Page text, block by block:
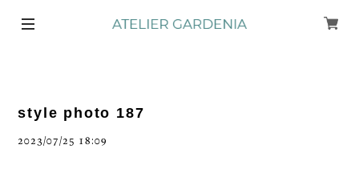
style photo 187
2023/07/25 18:09